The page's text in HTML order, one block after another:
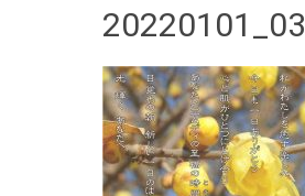
20220101_03